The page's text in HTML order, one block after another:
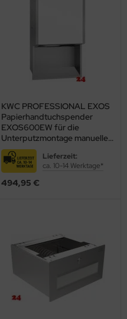
KWC PROFESSIONAL EXOS
Papierhandtuchspender
EXOS600EW für die
Unterputzmontage manueller
Betrieb (3600008953)
Lieferzeit:
ca. 10-14 Werktage*
494,95 €